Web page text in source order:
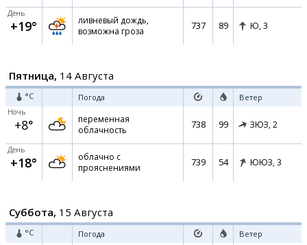
День
+19°
ливневый дождь,
возможна гроза
737 89 Ю, 3
Пятница, 14 Августа
°C Погода Ветер
Ночь
+8°
переменная
облачность
738 99 ЗЮЗ, 2
День
+18°
облачно с
прояснениями
739 54 ЮЮЗ, 3
Суббота, 15 Августа
°C Погода Ветер